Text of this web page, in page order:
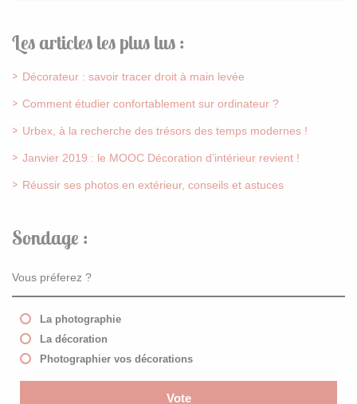
Les articles les plus lus :
Décorateur : savoir tracer droit à main levée
Comment étudier confortablement sur ordinateur ?
Urbex, à la recherche des trésors des temps modernes !
Janvier 2019 : le MOOC Décoration d’intérieur revient !
Réussir ses photos en extérieur, conseils et astuces
Sondage :
Vous préferez ?
La photographie
La décoration
Photographier vos décorations